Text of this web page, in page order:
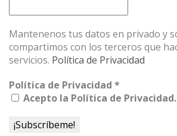
Mantenenos tus datos en privado y
compartimos con los terceros que
servicios. Política de Privacidad
Política de Privacidad *
Acepto la Política de Privacidad.